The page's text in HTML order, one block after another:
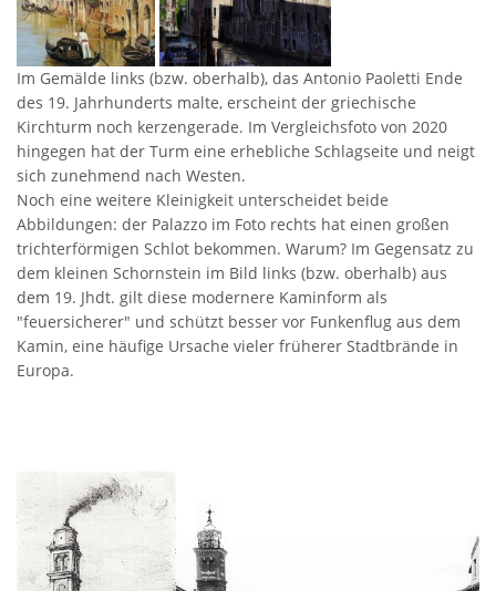
Im Gemälde links (bzw. oberhalb), das Antonio Paoletti Ende
des 19. Jahrhunderts malte, erscheint der griechische
Kirchturm noch kerzengerade. Im Vergleichsfoto von 2020
hingegen hat der Turm eine erhebliche Schlagseite und neigt
sich zunehmend nach Westen.
Noch eine weitere Kleinigkeit unterscheidet beide
Abbildungen: der Palazzo im Foto rechts hat einen großen
trichterförmigen Schlot bekommen. Warum? Im Gegensatz zu
dem kleinen Schornstein im Bild links (bzw. oberhalb) aus
dem 19. Jhdt. gilt diese modernere Kaminform als
"feuersicherer" und schützt besser vor Funkenflug aus dem
Kamin, eine häufige Ursache vieler früherer Stadtbrände in
Europa.